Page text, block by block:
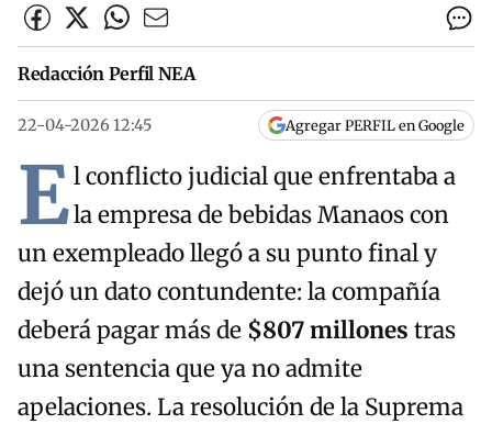
Redacción Perfil NEA
22-04-2026 12:45 Agregar PERFIL en Google
El conflicto judicial que enfrentaba a
la empresa de bebidas Manaos con
un exempleado llegó a su punto final y
dejó un dato contundente: la compañía
deberá pagar más de $807 millones tras
una sentencia que ya no admite
apelaciones. La resolución de la Suprema